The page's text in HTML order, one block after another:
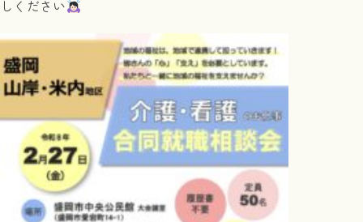
しください